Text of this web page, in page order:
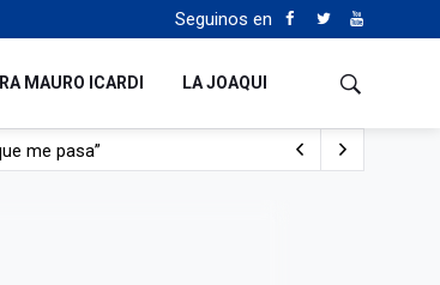
Seguinos en
MAURO ICARDI LA JOAQUI
me pasa”
fuego